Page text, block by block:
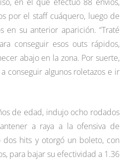
por el staff cuáquero, luego de
en su anterior aparición. “Traté
conseguir esos outs rápidos,
abajo en la zona. Por suerte,
conseguir algunos roletazos e ir
de edad, indujo ocho rodados
a raya a la ofensiva de
dos hits y otorgó un boleto, con
para bajar su efectividad a 1.36